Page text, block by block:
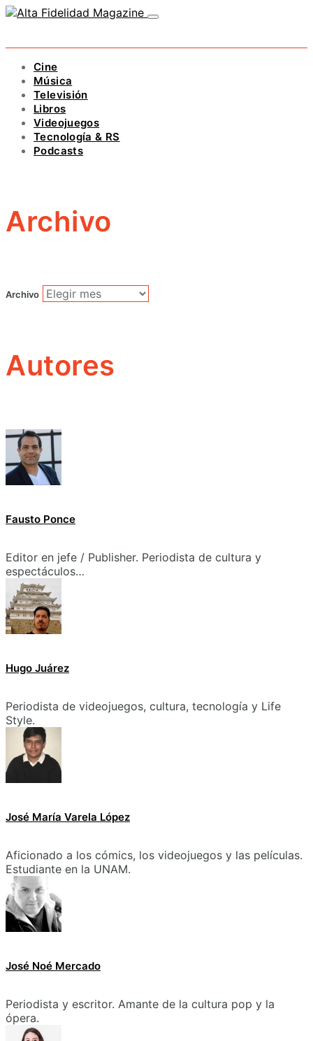
Cine
Música
Televisión
Libros
Videojuegos
Tecnología & RS
Podcasts
Archivo
Archivo
Autores
Fausto Ponce
Editor en jefe / Publisher. Periodista de cultura y
espectáculos…
Hugo Juárez
Periodista de videojuegos, cultura, tecnología y Life
Style.
José María Varela López
Aficionado a los cómics, los videojuegos y las películas.
Estudiante en la UNAM.
José Noé Mercado
Periodista y escritor. Amante de la cultura pop y la
ópera.